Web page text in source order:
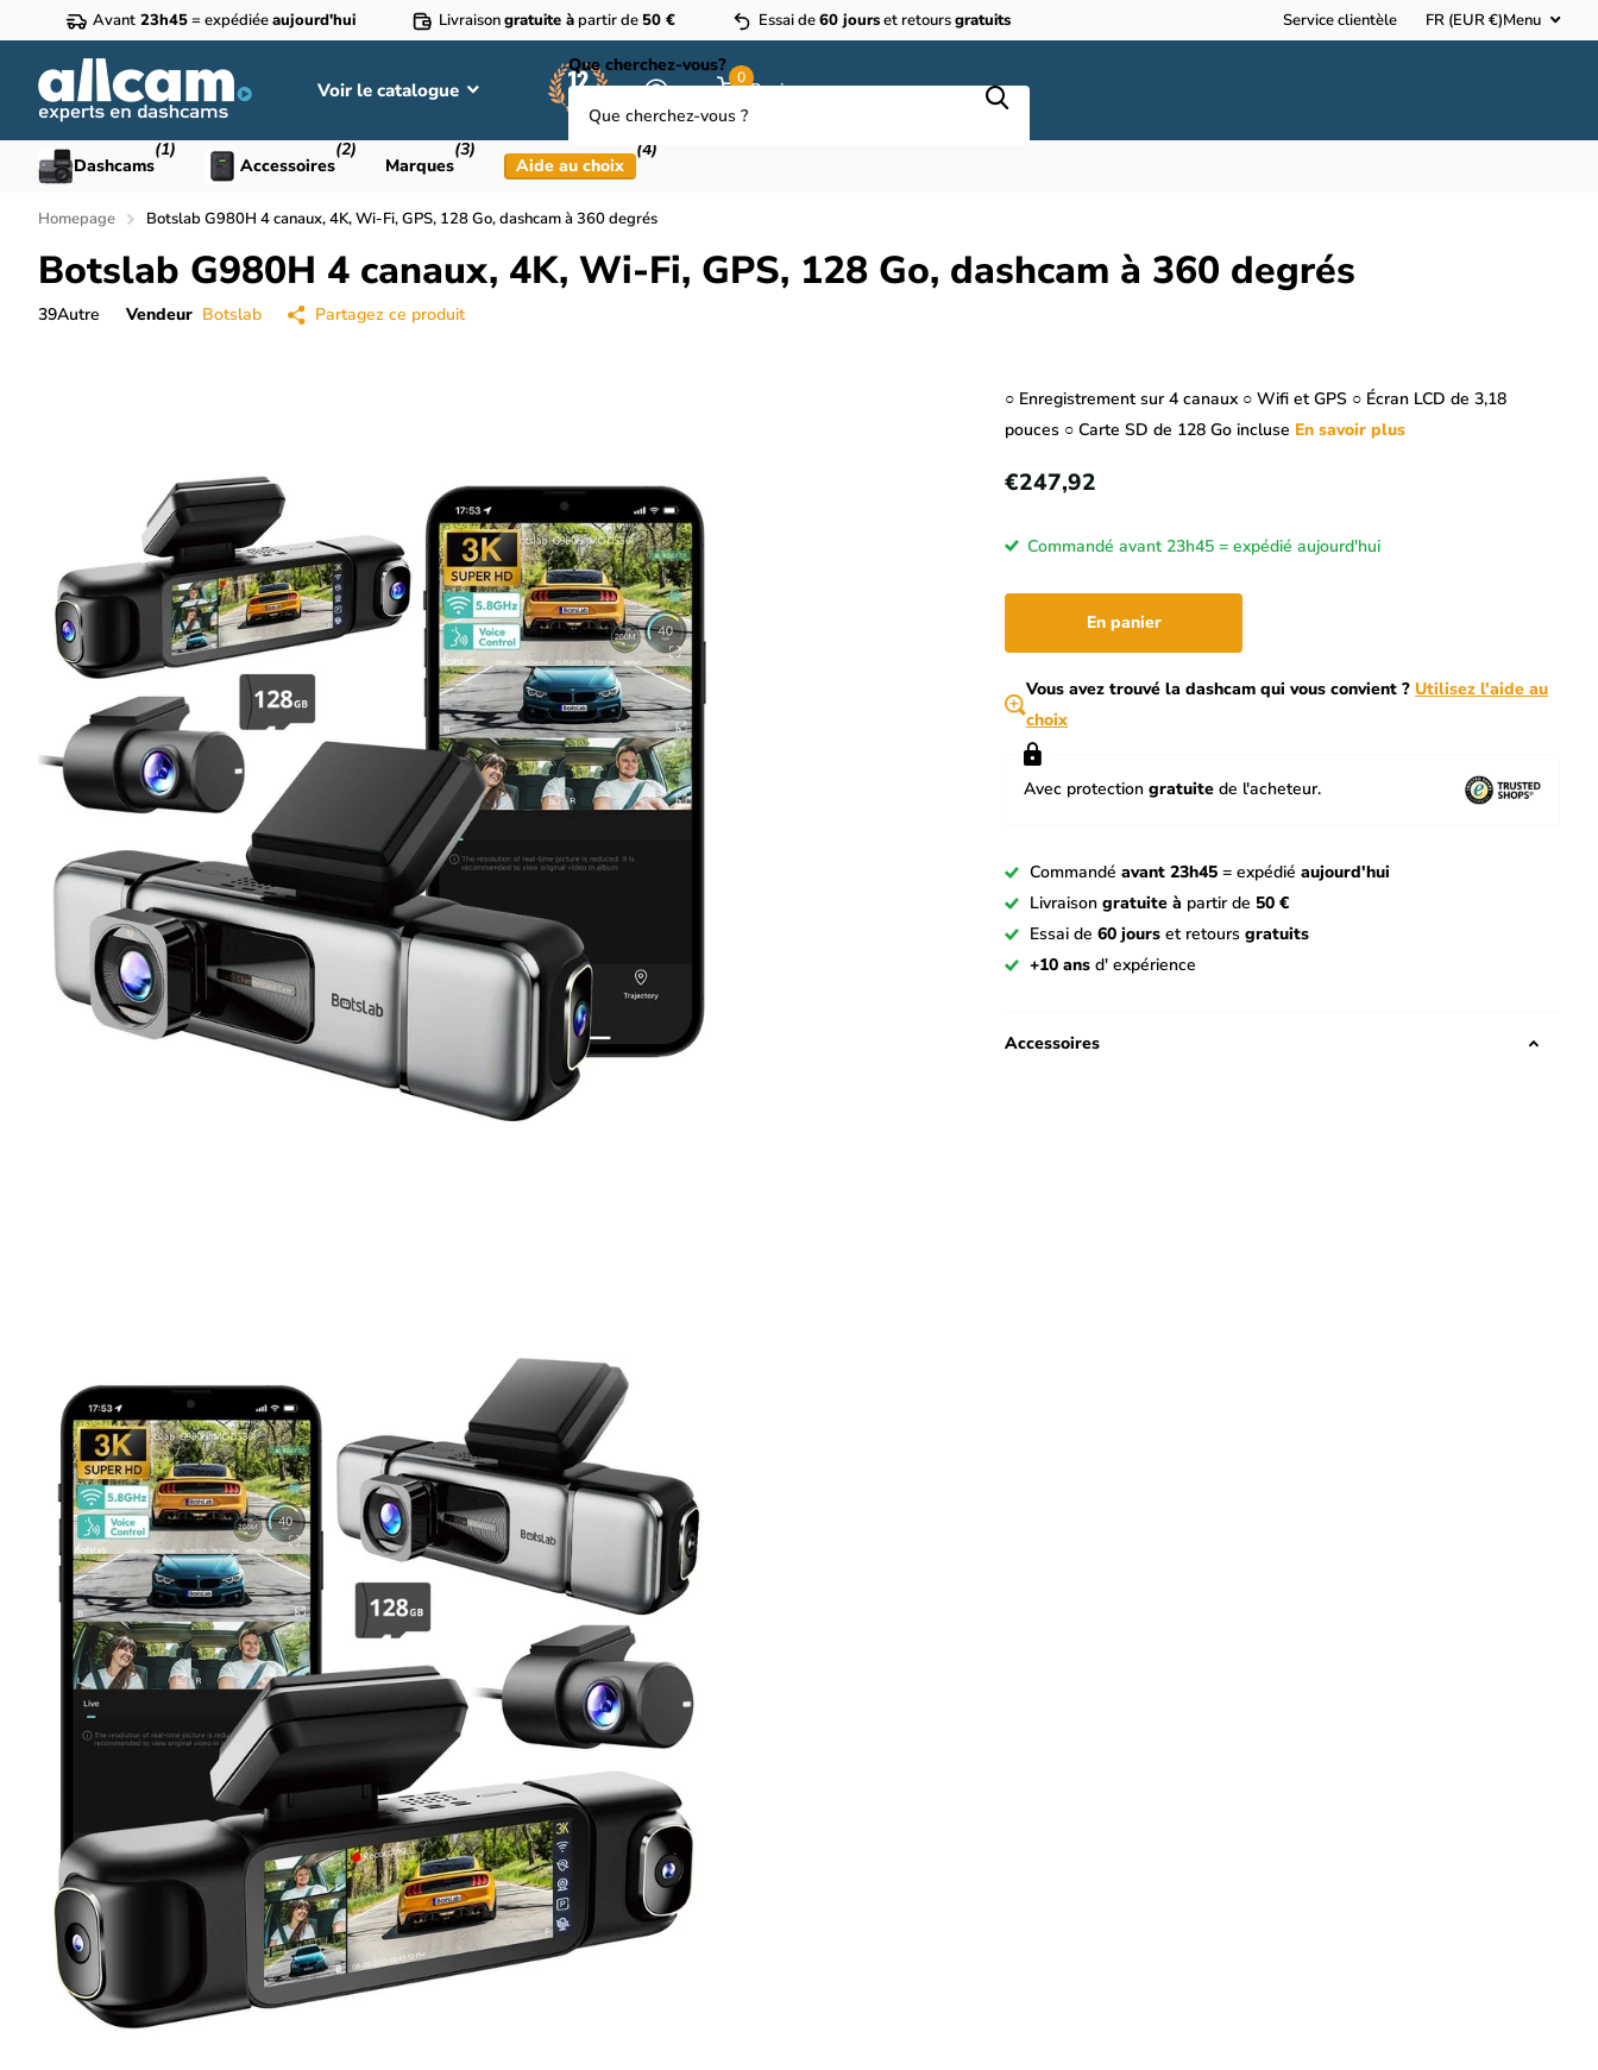
Avant 23h45= expédiéeaujourd'hui Livraisongratuite à partir de 50 € Essai de60 jourset retoursgratuits Service clientèle FR (EUR €)Menu
Voir le catalogue
Que cherchez-vous?
0
Panier
Dashcams
(1)
Accessoires
(2)
Marques
(3)
Aide au choix
(4)
Homepage Botslab G980H 4 canaux, 4K, Wi-Fi, GPS, 128 Go, dashcam à 360 degrés
Botslab G980H 4 canaux, 4K, Wi-Fi, GPS, 128 Go, dashcam à 360 degrés
39Autre Vendeur Botslab Partagez ce produit
○ Enregistrement sur 4 canaux ○ Wifi et GPS ○ Écran LCD de 3,18
pouces ○ Carte SD de 128 Go incluse En savoir plus
€247,92
Commandé avant 23h45 = expédié aujourd'hui
En panier
Vous avez trouvé la dashcam qui vous convient ? Utilisez l'aide au
choix
Avec protection gratuite de l'acheteur.
Commandé avant 23h45 = expédié aujourd'hui
Livraison gratuite à partir de 50 €
Essai de 60 jours et retours gratuits
+10 ans d' expérience
Accessoires